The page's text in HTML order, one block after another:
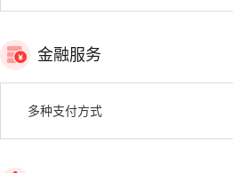
金融服务
多种支付方式